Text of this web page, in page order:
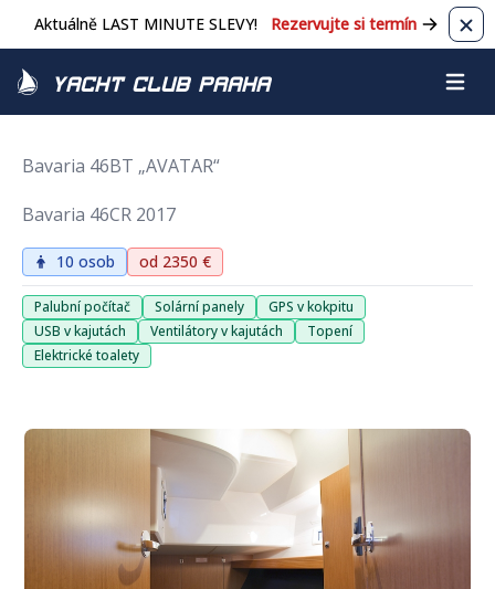
Aktuálně LAST MINUTE SLEVY! Rezervujte si termín
Yacht Club Praha
Bavaria 46BT „AVATAR“
Bavaria 46CR 2017
10 osob od 2350 €
Palubní počítač Solární panely
GPS v kokpitu
USB v kajutách
Ventilátory v kajutách
Topení
Elektrické toalety